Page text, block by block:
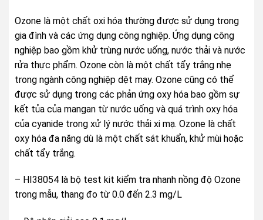
Ozone là một chất oxi hóa thường được sử dụng trong
gia đình và các ứng dụng công nghiệp. Ứng dụng công
nghiệp bao gồm khử trùng nước uống, nước thải và nước
rửa thực phẩm. Ozone còn là một chất tẩy trắng nhẹ
trong ngành công nghiệp dệt may. Ozone cũng có thể
được sử dụng trong các phản ứng oxy hóa bao gồm sự
kết tủa của mangan từ nước uống và quá trình oxy hóa
của cyanide trong xử lý nước thải xi mạ. Ozone là chất
oxy hóa đa năng dù là một chất sát khuẩn, khử mùi hoặc
chất tẩy trắng.
– HI38054 là bộ test kit kiểm tra nhanh nồng độ Ozone
trong mẫu, thang đo từ 0.0 đến 2.3 mg/L